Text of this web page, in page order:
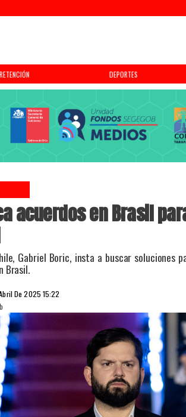
DEPORTES
acuerdos en Brasil
Gabriel Boric, insta a buscar
Brasil.
De 2025 15:22